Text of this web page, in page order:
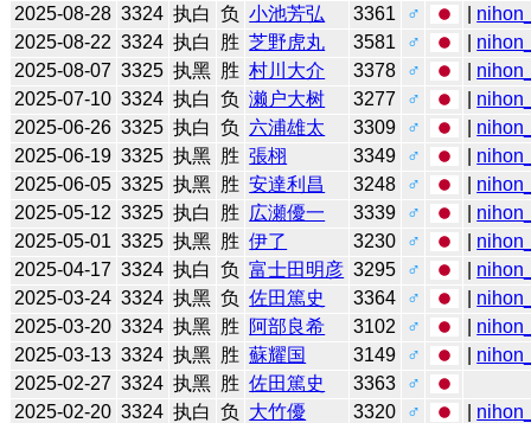
2025-08-28 3324 执白 负 小池芳弘 3361 ♂
2025-08-22 3324 执白 胜 芝野虎丸 3581 ♂
2025-08-07 3325 执黑 胜 村川大介 3378 ♂
2025-07-10 3324 执白 负 濑户大树 3277 ♂
2025-06-26 3325 执白 负 六浦雄太 3309 ♂
2025-06-19 3325 执黑 胜 張栩 3349 ♂
2025-06-05 3325 执黑 胜 安達利昌 3248 ♂
2025-05-12 3325 执白 胜 広瀬優一 3339 ♂
2025-05-01 3325 执黑 胜 伊了 3230 ♂
2025-04-17 3324 执白 负 富士田明彦 3295 ♂
2025-03-24 3324 执黑 负 佐田篤史 3364 ♂
2025-03-20 3324 执黑 胜 阿部良希 3102 ♂
2025-03-13 3324 执黑 胜 蘇耀国 3149 ♂
2025-02-27 3324 执黑 胜 佐田篤史 3363
♂
2025-02-20 3324 执白 负 大竹優 3320 ♂